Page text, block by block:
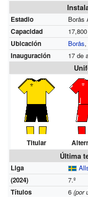
Estadio
Borås
Capacidad
17,800
Ubicación
Borås,
Inauguración
17 de
Titular
Última
Liga
(2024)
7.º
Títulos
6 (por